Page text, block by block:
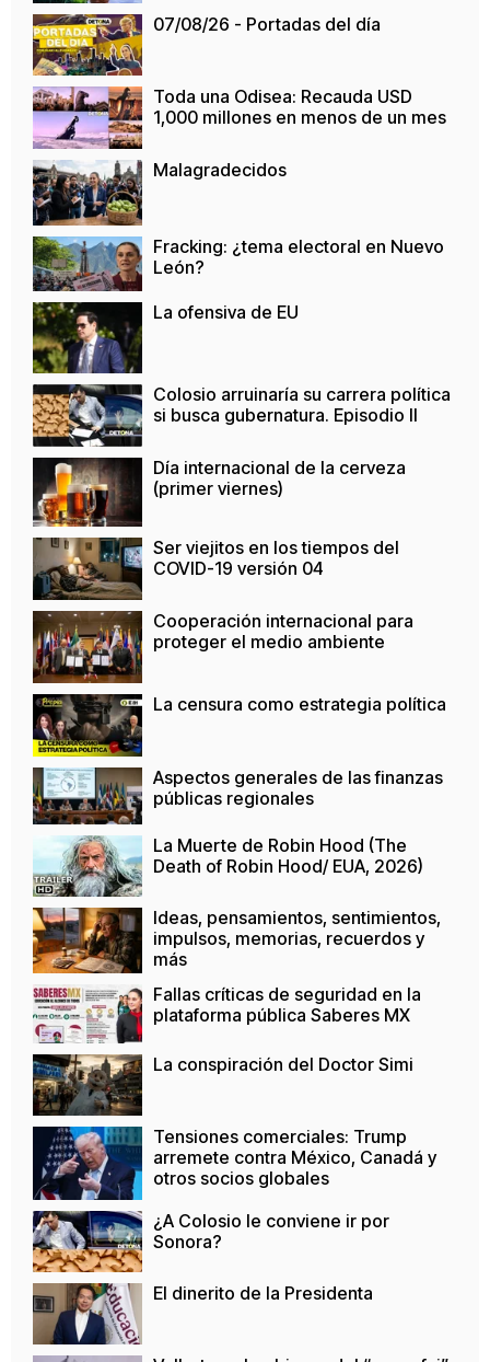
07/08/26 - Portadas del día
Toda una Odisea: Recauda USD
1,000 millones en menos de un mes
Malagradecidos
Fracking: ¿tema electoral en Nuevo
León?
La ofensiva de EU
Colosio arruinaría su carrera política
si busca gubernatura. Episodio II
Día internacional de la cerveza
(primer viernes)
Ser viejitos en los tiempos del
COVID-19 versión 04
Cooperación internacional para
proteger el medio ambiente
La censura como estrategia política
Aspectos generales de las finanzas
públicas regionales
La Muerte de Robin Hood (The
Death of Robin Hood/ EUA, 2026)
Ideas, pensamientos, sentimientos,
impulsos, memorias, recuerdos y
más
Fallas críticas de seguridad en la
plataforma pública Saberes MX
La conspiración del Doctor Simi
Tensiones comerciales: Trump
arremete contra México, Canadá y
otros socios globales
¿A Colosio le conviene ir por
Sonora?
El dinerito de la Presidenta